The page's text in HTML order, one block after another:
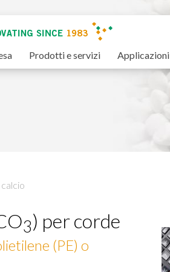
Prodotti e servizi Applicazioni
3) per corde
(PE) o